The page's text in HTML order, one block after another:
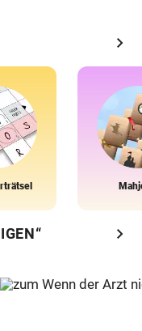
chevron_right
chevron_right